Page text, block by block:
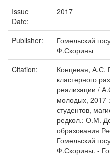
Issue
Date:
2017
Publisher:
Гомельский
Ф.Скорины
Citation:
Концевая, А.С.
кластерного
реализации /
молодых, 2017
студентов,
редкол.: О.М.
образования
Гомельский
Ф.Скорины. -